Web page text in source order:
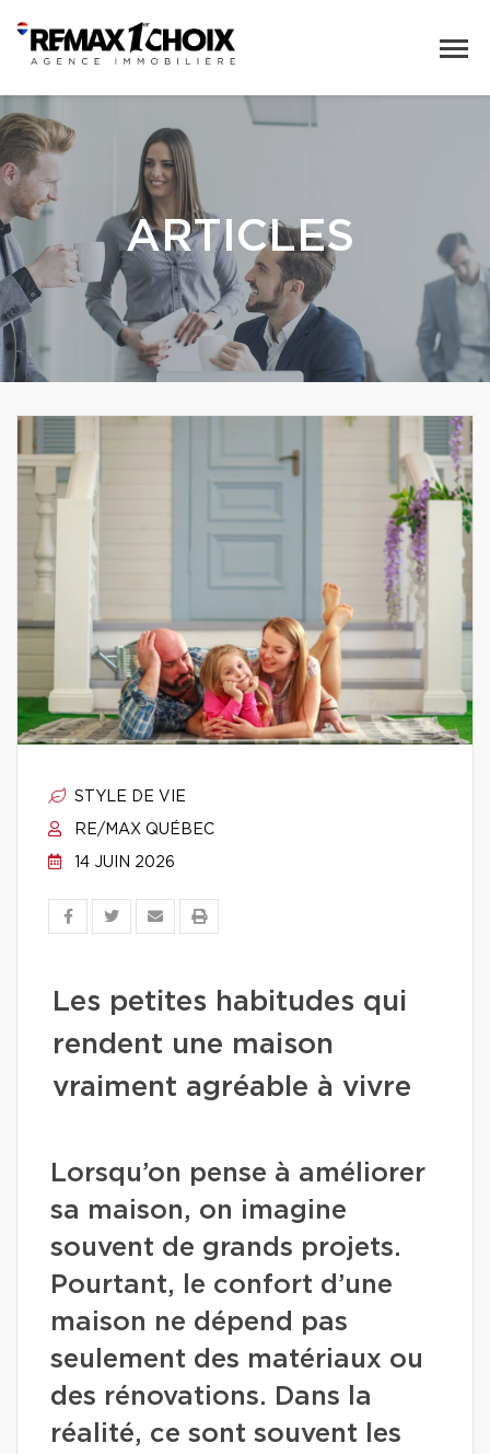
ARTICLES
STYLE DE VIE
RE/MAX QUÉBEC
14 JUIN 2026
Les petites habitudes qui
rendent une maison
vraiment agréable à vivre
Lorsqu’on pense à améliorer
sa maison, on imagine
souvent de grands projets.
Pourtant, le confort d’une
maison ne dépend pas
seulement des matériaux ou
des rénovations. Dans la
réalité, ce sont souvent les